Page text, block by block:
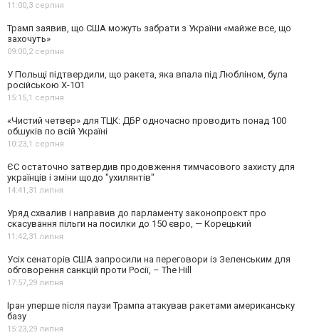
11:00,3 серпня
Трамп заявив, що США можуть забрати з України «майже все, що
захочуть»
09:00,2 серпня
У Польщі підтвердили, що ракета, яка впала під Любліном, була
російською Х-101
15:15,1 серпня
«Чистий четвер» для ТЦК: ДБР одночасно проводить понад 100
обшуків по всій Україні
10:23,1 серпня
ЄС остаточно затвердив продовження тимчасового захисту для
українців і зміни щодо "ухилянтів"
14:41,31 липня
Уряд схвалив і направив до парламенту законопроєкт про
скасування пільги на посилки до 150 євро, — Корецький
11:42,31 липня
Усіх сенаторів США запросили на переговори із Зеленським для
обговорення санкцій проти Росії, – The Hill
17:57,29 липня
Іран уперше після паузи Трампа атакував ракетами американську
базу
15:23,29 липня